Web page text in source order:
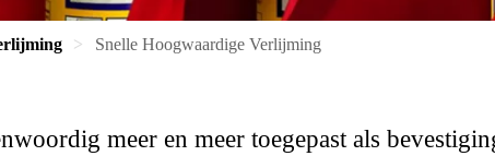
Snelle Hoogwaardige Verlijming
meer en meer toegepast als